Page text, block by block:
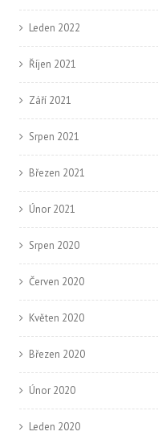
Leden 2022
Říjen 2021
Září 2021
Srpen 2021
Březen 2021
Únor 2021
Srpen 2020
Červen 2020
Květen 2020
Březen 2020
Únor 2020
Leden 2020